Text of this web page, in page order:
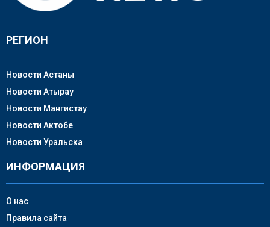
РЕГИОН
Новости Астаны
Новости Атырау
Новости Мангистау
Новости Актобе
Новости Уральска
ИНФОРМАЦИЯ
О нас
Правила сайта